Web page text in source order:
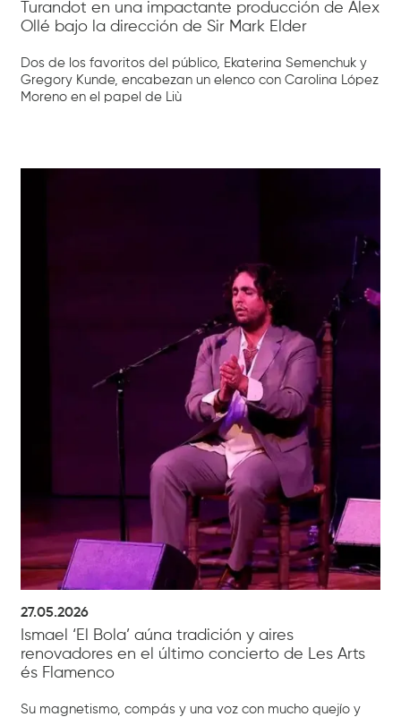
Turandot en una impactante producción de Àlex
Ollé bajo la dirección de Sir Mark Elder
Dos de los favoritos del público, Ekaterina Semenchuk y
Gregory Kunde, encabezan un elenco con Carolina López
Moreno en el papel de Liù
27.05.2026
Ismael ‘El Bola’ aúna tradición y aires
renovadores en el último concierto de Les Arts
és Flamenco
Su magnetismo, compás y una voz con mucho quejío y